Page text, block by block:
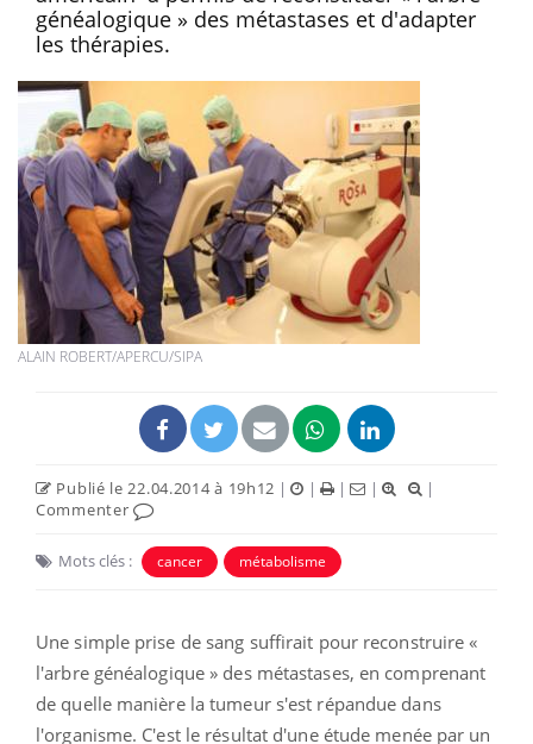
généalogique » des métastases et d'adapter
les thérapies.
ALAIN ROBERT/APERCU/SIPA
Publié le 22.04.2014 à 19h12 | | | |
|
Commenter
Mots clés : cancer métabolisme
Une simple prise de sang suffirait pour reconstruire «
l'arbre généalogique » des métastases, en comprenant
de quelle manière la tumeur s'est répandue dans
l'organisme. C'est le résultat d'une étude menée par un